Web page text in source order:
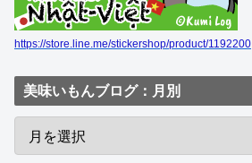
https://store.line.me/stickershop/product/1192200
美味いもんブログ：月別